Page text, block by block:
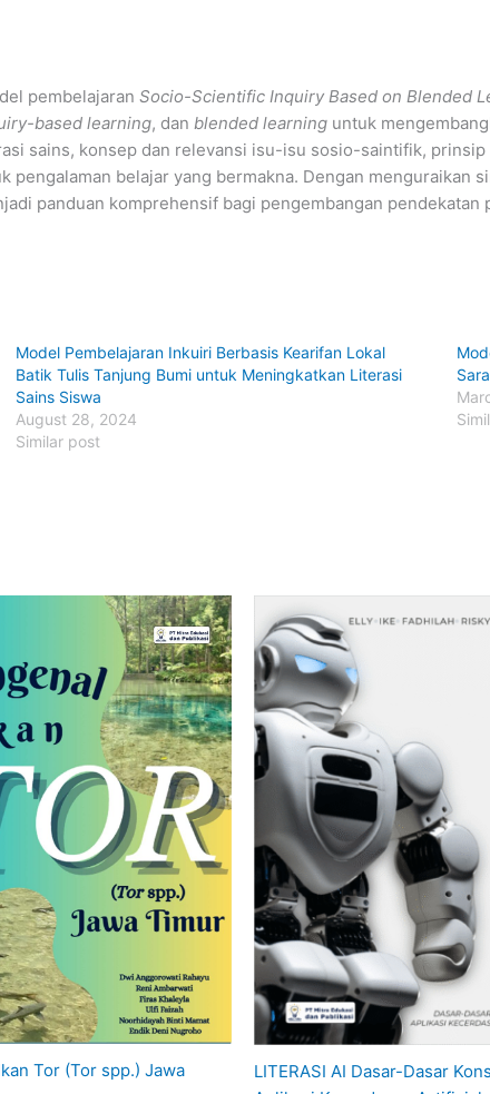
pembelajaran Socio-Scientific Inquiry Based on Blended
based learning, dan blended learning untuk
sains, konsep dan relevansi isu-isu sosio-saintifik,
pengalaman belajar yang bermakna. Dengan menguraikan
panduan komprehensif bagi pengembangan
Model Pembelajaran Inkuiri Berbasis Kearifan Lokal
Batik Tulis Tanjung Bumi untuk Meningkatkan Literasi
Sains Siswa
August 28, 2024
Similar post
Tor (Tor spp.) Jawa
LITERASI AI Dasar-Dasar